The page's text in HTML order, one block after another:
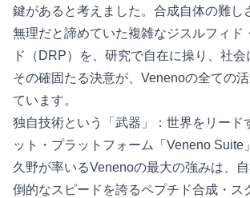
鍵があると考えました。合成自体の難し
無理だと諦めていた複雑なジスルフィド
ド（DRP）を、研究で自在に操り、社会
その確固たる決意が、Venenoの全ての
ています。
独自技術という「武器」：世界をリード
ット・プラットフォーム「Veneno Suite」
久野が率いるVenenoの最大の強みは、
倒的なスピードを誇るペプチド合成・ス